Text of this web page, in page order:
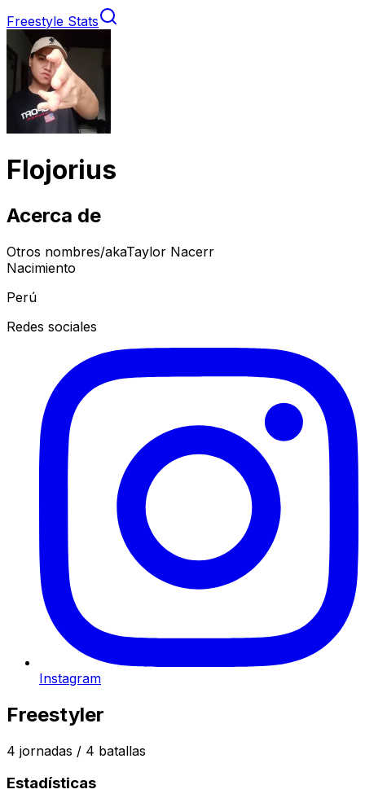
Freestyle Stats
Flojorius
Acerca de
Otros nombres/akaTaylor Nacerr
Nacimiento
Perú
Redes sociales
Instagram
Freestyler
4 jornadas / 4 batallas
Estadísticas